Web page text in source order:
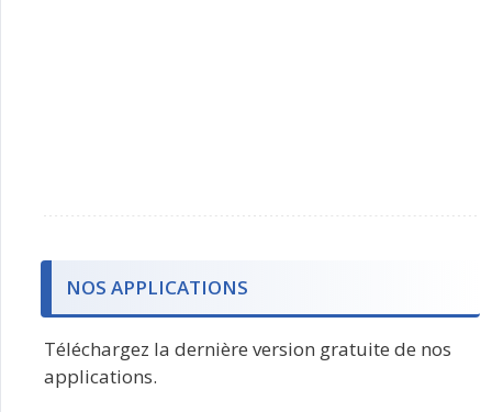
NOS APPLICATIONS
Téléchargez la dernière version gratuite de nos
applications.